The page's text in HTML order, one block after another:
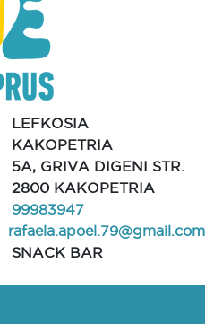
LEFKOSIA
KAKOPETRIA
5A, GRIVA DIGENI STR.
2800 KAKOPETRIA
99983947
rafaela.apoel.79@gmail.com
SNACK BAR